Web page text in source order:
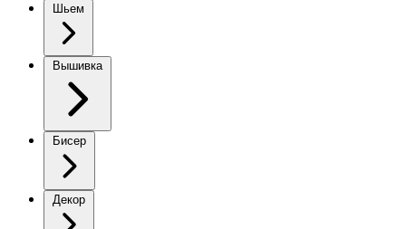
Шьем
Вышивка
Бисер
Декор